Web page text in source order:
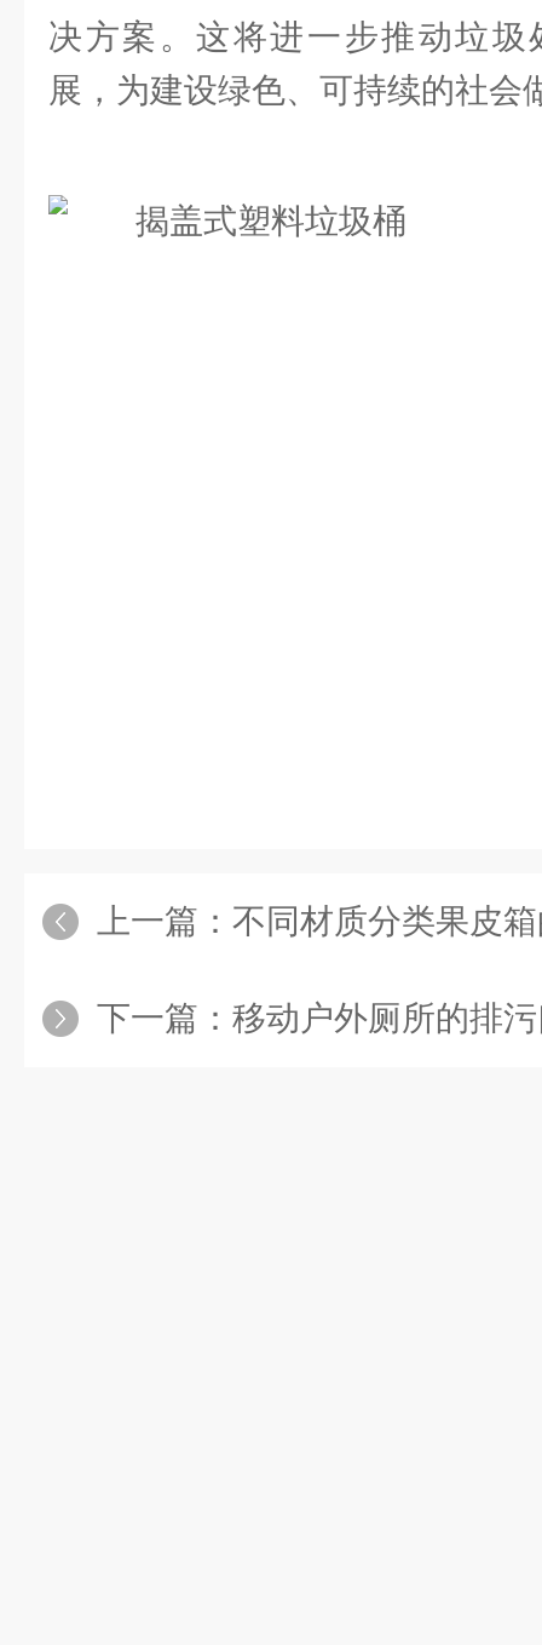
决方案。这将进一步推动垃
展，为建设绿色、可持续的社会
上一篇： 不同材质分类果皮
下一篇： 移动户外厕所的排